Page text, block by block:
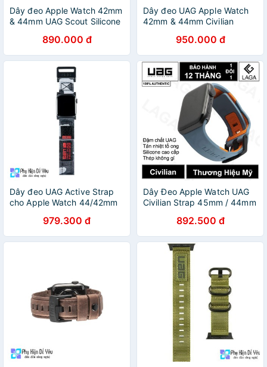
Dây đeo Apple Watch 42mm
& 44mm UAG Scout Silicone
890.000 đ
Dây đeo UAG Apple Watch
42mm & 44mm Civilian
950.000 đ
Dây đeo UAG Active Strap
cho Apple Watch 44/42mm
979.300 đ
Dây Đeo Apple Watch UAG
Civilian Strap 45mm / 44mm
892.500 đ